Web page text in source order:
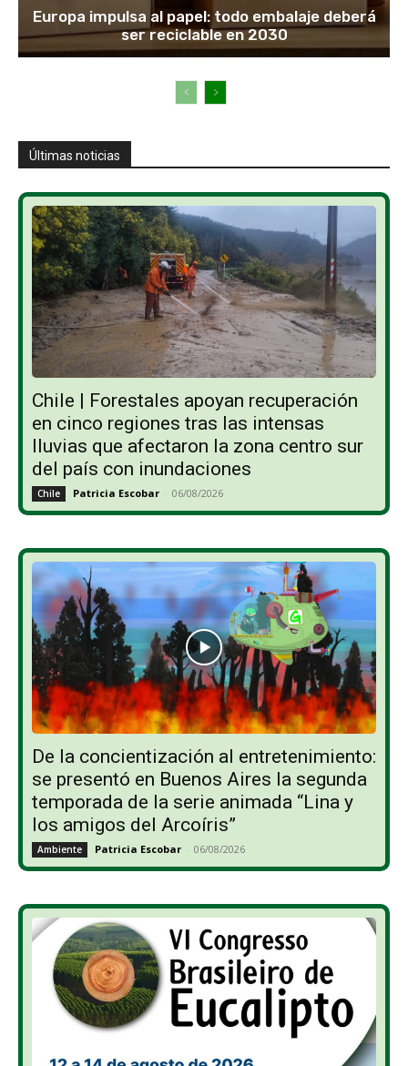
Europa impulsa al papel: todo embalaje deberá
ser reciclable en 2030
Últimas noticias
Chile | Forestales apoyan recuperación
en cinco regiones tras las intensas
lluvias que afectaron la zona centro sur
del país con inundaciones
Chile Patricia Escobar - 06/08/2026
De la concientización al entretenimiento:
se presentó en Buenos Aires la segunda
temporada de la serie animada “Lina y
los amigos del Arcoíris”
Ambiente Patricia Escobar - 06/08/2026